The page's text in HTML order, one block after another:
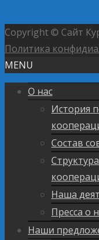
Copyright © Сайт
Политика
MENU
О нас
История
Состав
Наша
Пресса о
Наши